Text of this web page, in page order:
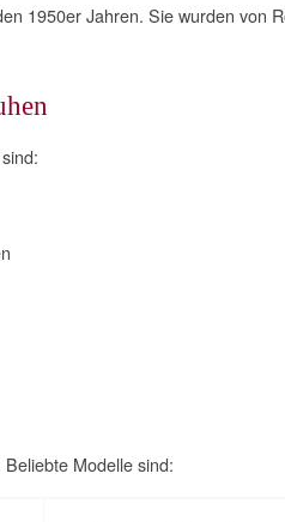
1950er Jahren. Sie wurden von
Modelle sind: